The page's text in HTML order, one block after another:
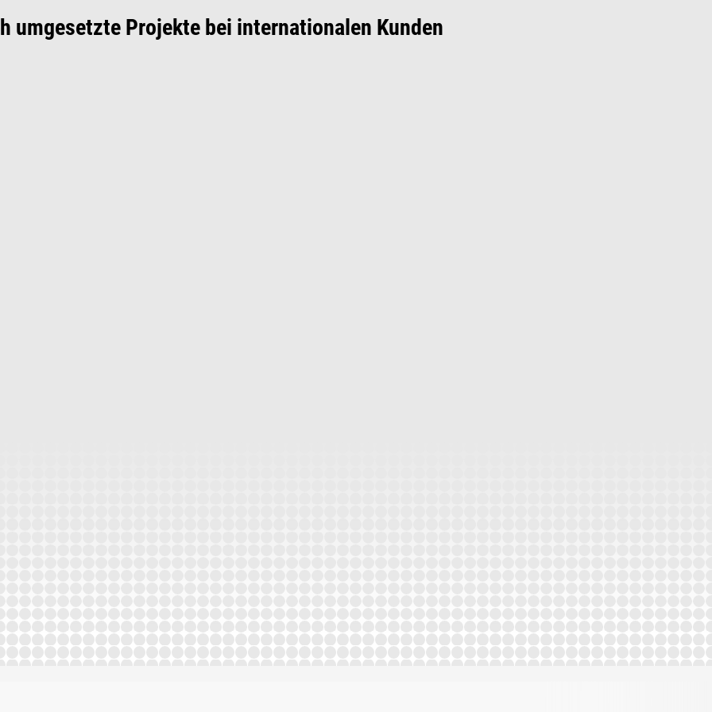
umgesetzte Projekte bei internationalen Kunden